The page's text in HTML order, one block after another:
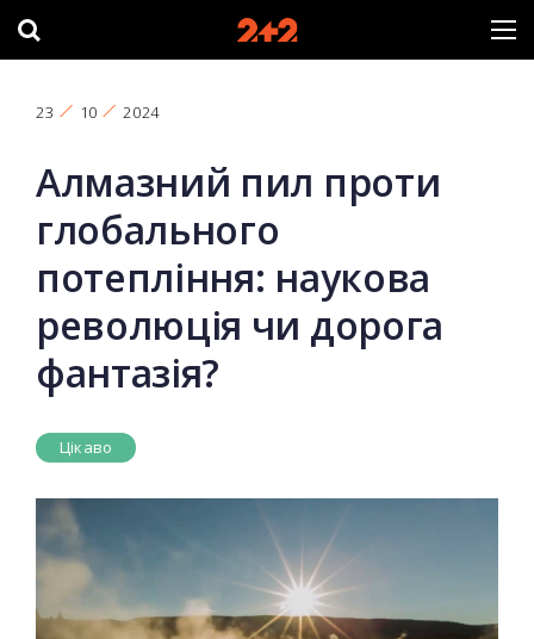
23 10 2024
Алмазний пил проти
глобального
потепління: наукова
революція чи дорога
фантазія?
Цікаво